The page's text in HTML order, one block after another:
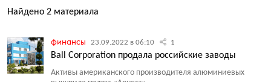
Найдено 2 материала
финансы 23.09.2022 в 06:10 1
Ball Corporation продала российские заводы
Активы американского производителя алюминиевых